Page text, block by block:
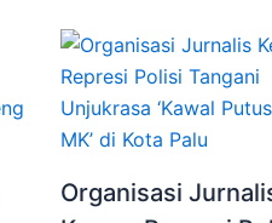
Organisasi